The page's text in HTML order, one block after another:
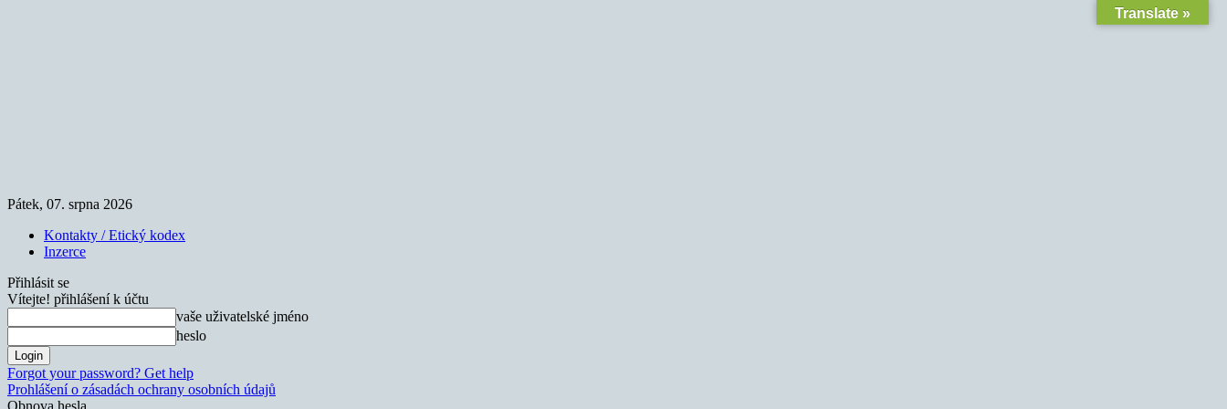
Pátek, 07. srpna 2026
Kontakty / Etický kodex
Inzerce
Přihlásit se
Vítejte! přihlášení k účtu
vaše uživatelské jméno
heslo
Forgot your password? Get help
Prohlášení o zásadách ochrany osobních údajů
Obnova hesla
Translate »